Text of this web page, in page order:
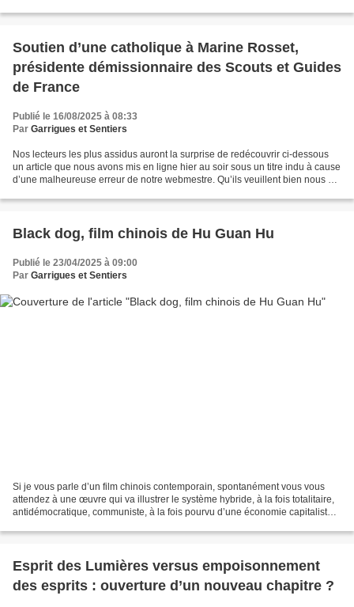
Soutien d’une catholique à Marine Rosset,
présidente démissionnaire des Scouts et Guides
de France
Publié le 16/08/2025 à 08:33
Par Garrigues et Sentiers
Nos lecteurs les plus assidus auront la surprise de redécouvrir ci-dessous
un article que nous avons mis en ligne hier au soir sous un titre indu à cause
d’une malheureuse erreur de notre webmestre. Qu’ils veuillent bien nous en
Black dog, film chinois de Hu Guan Hu
Publié le 23/04/2025 à 09:00
Par Garrigues et Sentiers
Si je vous parle d’un film chinois contemporain, spontanément vous vous
attendez à une œuvre qui va illustrer le système hybride, à la fois totalitaire,
antidémocratique, communiste, à la fois pourvu d’une économie capitaliste
Esprit des Lumières versus empoisonnement
des esprits : ouverture d’un nouveau chapitre ?